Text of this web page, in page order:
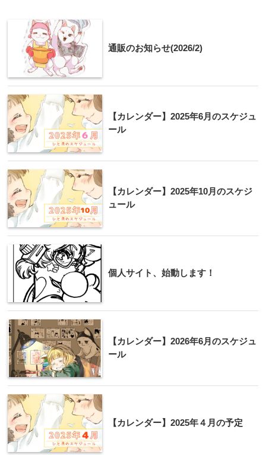
通販のお知らせ(2026/2)
【カレンダー】2025年6月のスケジュ
ール
【カレンダー】2025年10月のスケジ
ュール
個人サイト、始動します！
【カレンダー】2026年6月のスケジュ
ール
【カレンダー】2025年４月の予定